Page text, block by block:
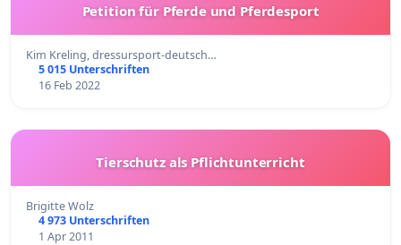
Petition für Pferde und Pferdesport
Kim Kreling, dressursport-deutsch…
5 015 Unterschriften
16 Feb 2022
Tierschutz als Pflichtunterricht
Brigitte Wolz
4 973 Unterschriften
1 Apr 2011